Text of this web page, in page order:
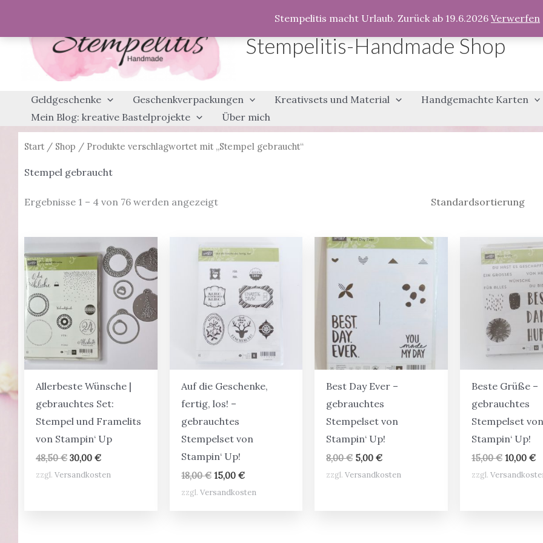
Stempelitis macht Urlaub. Zurück ab 19.6.2026 Verwerfen
springen
Stempelitis-Handmade Shop
Geldgeschenke Geschenkverpackungen Kreativsets und Material Handgemachte Karten
Mein Blog: kreative Bastelprojekte
Über mich
Start / Shop / Produkte verschlagwortet mit „Stempel gebraucht“
Stempel gebraucht
Ergebnisse 1 – 4 von 76 werden angezeigt
Allerbeste Wünsche |
gebrauchtes Set:
Stempel und Framelits
von Stampin‘ Up
48,50€ Ursprünglicher
war:
30,00€Aktueller
ist:
zzgl.Versandkosten
Auf die Geschenke,
fertig, los! –
gebrauchtes
Stempelset von
Stampin‘ Up!
18,00€ Ursprünglicher
war:
15,00 €Aktueller
ist:
zzgl. Versandkosten
Best Day Ever –
gebrauchtes
Stempelset von
Stampin‘ Up!
8,00€ Ursprünglicher
war:
5,00€Aktueller
ist:
zzgl.Versandkosten
Beste Grüße –
gebrauchtes
Stempelset von
Stampin‘ Up!
15,00€
war:
10,00 €
zzgl.